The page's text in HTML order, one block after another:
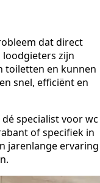
dat direct
zijn
toiletten en kunnen
snel, efficiënt en
specialist voor wc
of specifiek in
jarenlange ervaring